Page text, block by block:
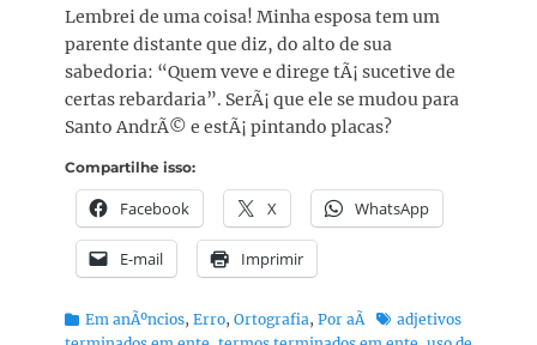
Lembrei de uma coisa! Minha esposa tem um
parente distante que diz, do alto de sua
sabedoria: “Quem veve e direge tÃ¡ sucetive de
certas rebardaria”. SerÃ¡ que ele se mudou para
Santo AndrÃ© e estÃ¡ pintando placas?
Compartilhe isso:
Facebook X WhatsApp
E-mail Imprimir
Categorias:
Em anÃºncios, Erro, Ortografia, Por aÃ­ Tags:adjetivos